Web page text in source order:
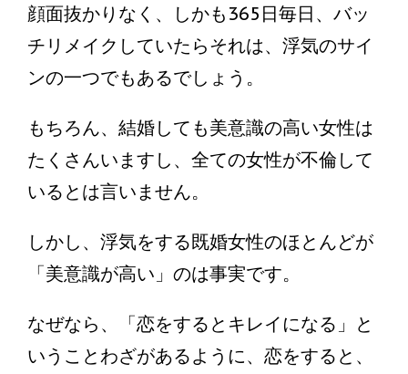
顔面抜かりなく、しかも365日毎日、バッ
チリメイクしていたらそれは、浮気のサイ
ンの一つでもあるでしょう。
もちろん、結婚しても美意識の高い女性は
たくさんいますし、全ての女性が不倫して
いるとは言いません。
しかし、浮気をする既婚女性のほとんどが
「美意識が高い」のは事実です。
なぜなら、「恋をするとキレイになる」と
いうことわざがあるように、恋をすると、